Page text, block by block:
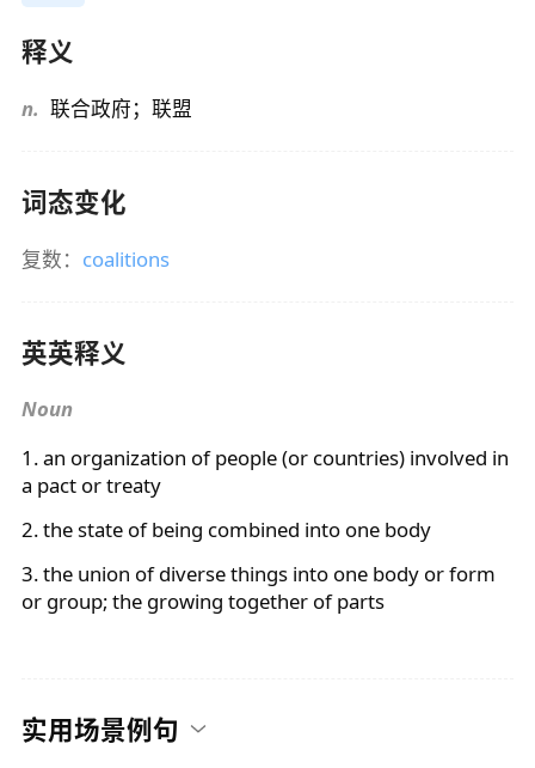
释义
n. 联合政府；联盟
词态变化
复数： coalitions
英英释义
Noun
1. an organization of people (or countries) involved in
a pact or treaty
2. the state of being combined into one body
3. the union of diverse things into one body or form
or group; the growing together of parts
实用场景例句